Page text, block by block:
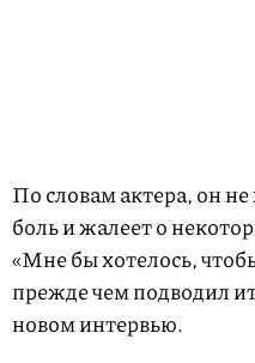
По словам актера, он
боль и жалеет о
«Мне бы хотелось,
прежде чем подводил
новом интервью.